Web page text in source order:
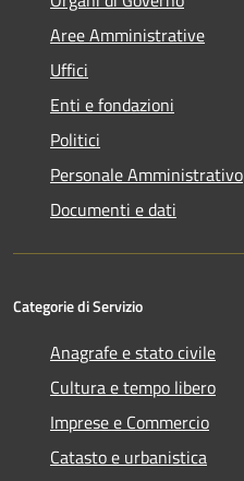
Aree Amministrative
Uffici
Enti e fondazioni
Politici
Personale Amministrativo
Documenti e dati
Categorie di Servizio
Anagrafe e stato civile
Cultura e tempo libero
Imprese e Commercio
Catasto e urbanistica